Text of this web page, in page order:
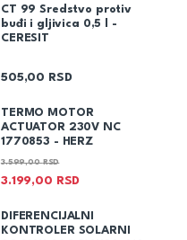
CT 99 Sredstvo protiv
buđi i gljivica 0,5 l -
CERESIT
505,00 RSD
TERMO MOTOR
ACTUATOR 230V NC
1770853 - HERZ
3.199,00 RSD
3.599,00RSD
DIFERENCIJALNI
KONTROLER SOLARNI